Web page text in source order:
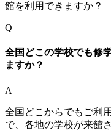
館を利用できますか？
Q
全国どこの学校でも修
ますか？
A
全国どこからでもご利
で、各地の学校が来館